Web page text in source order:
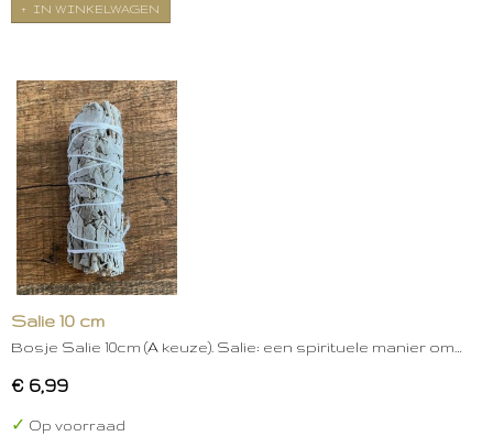
IN WINKELWAGEN
Salie 10 cm
Bosje Salie 10cm (A keuze). Salie: een spirituele manier om…
€ 6,99
✓ Op voorraad